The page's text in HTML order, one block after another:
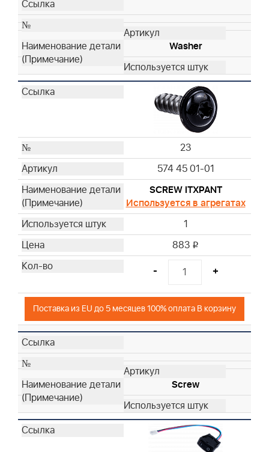
Washer
23
574 45 01-01
SCREW ITXPANT
Используется в агрегатах
1
883 i
- +
Поставка из EU до 5 месяцев 100% оплата В корзину
Screw